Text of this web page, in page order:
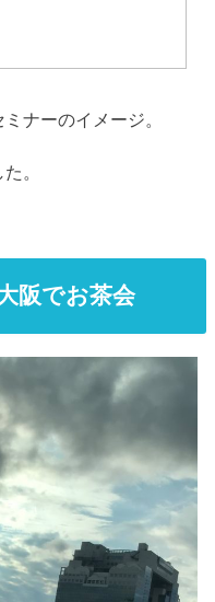
ナーのイメージ。
。
阪でお茶会